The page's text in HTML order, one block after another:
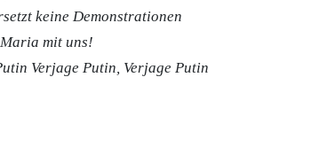
keine Demonstrationen
mit uns!
Verjage Putin, Verjage Putin